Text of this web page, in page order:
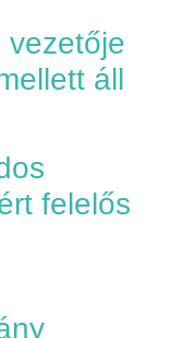
vezetője
áll
felelős